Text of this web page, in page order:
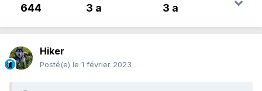
644 3 a 3 a
Hiker
Posté(e) le 1 février 2023